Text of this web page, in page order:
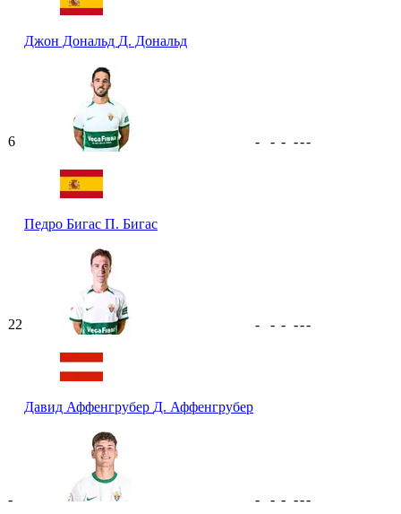
Джон Дональд Д. Дональд
6
Педро Бигас П. Бигас
- - - ---
22
Давид Аффенгрубер Д. Аффенгрубер
- - - ---
- - - - ---